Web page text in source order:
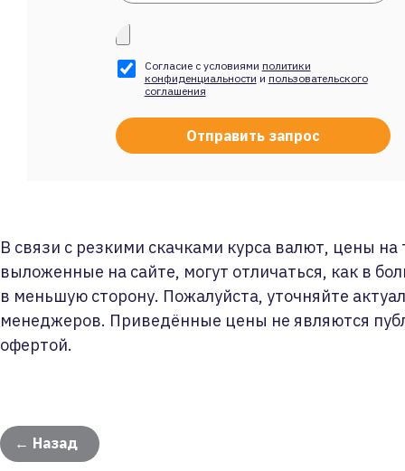
Согласие с условиями политики
конфиденциальности и пользовательского
соглашения
В связи с резкими скачками курса валют, цены на
выложенные на сайте, могут отличаться, как в
в меньшую сторону. Пожалуйста, уточняйте
менеджеров. Приведённые цены не являются
офертой.
← Назад